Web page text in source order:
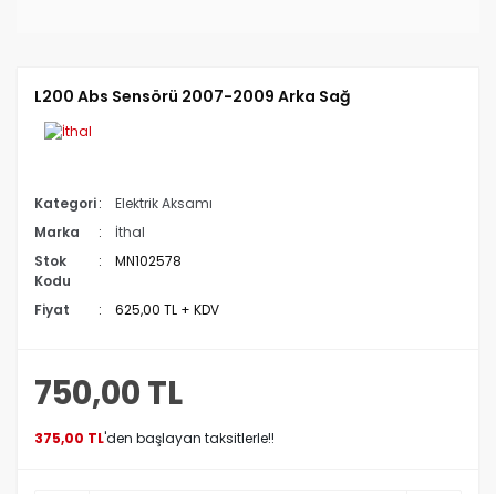
L200 Abs Sensörü 2007-2009 Arka Sağ
Kategori
Elektrik Aksamı
Marka
İthal
Stok
Kodu
MN102578
Fiyat 625,00 TL + KDV
750,00 TL
375,00 TL'den başlayan taksitlerle!!